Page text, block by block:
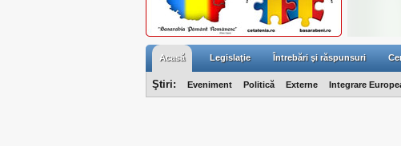
Acasă Legislaţie Întrebări şi răspunsuri
Ştiri: Eveniment Politică Externe Integrare